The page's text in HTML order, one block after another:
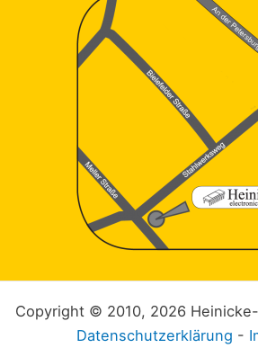
Copyright © 2010, 2026
Datenschutzerklärung -